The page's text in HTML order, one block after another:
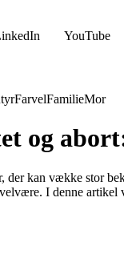
YouTube
FarvelFamilieMor
og
der kan vække stor
I denne artikel